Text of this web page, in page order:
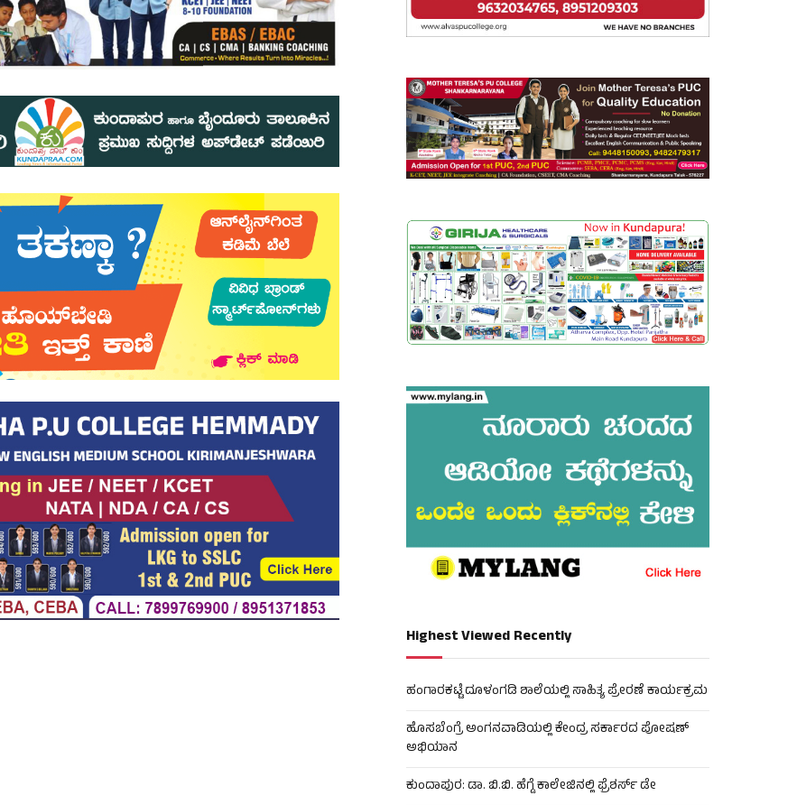
Highest Viewed Recently
ಹಂಗಾರಕಟ್ಟೆ ದೂಳಂಗಡಿ ಶಾಲೆಯಲ್ಲಿ ಸಾಹಿತ್ಯ ಪ್ರೇರಣೆ ಕಾರ್ಯಕ್ರಮ
ಹೊಸಬೆಂಗ್ರೆ ಅಂಗನವಾಡಿಯಲ್ಲಿ ಕೇಂದ್ರ ಸರ್ಕಾರದ ಪೋಷಣ್
ಅಭಿಯಾನ
ಕುಂದಾಪುರ: ಡಾ. ಬಿ.ಬಿ. ಹೆಗ್ಡೆ ಕಾಲೇಜಿನಲ್ಲಿ ಫ್ರೆಶರ್ಸ್ ಡೇ